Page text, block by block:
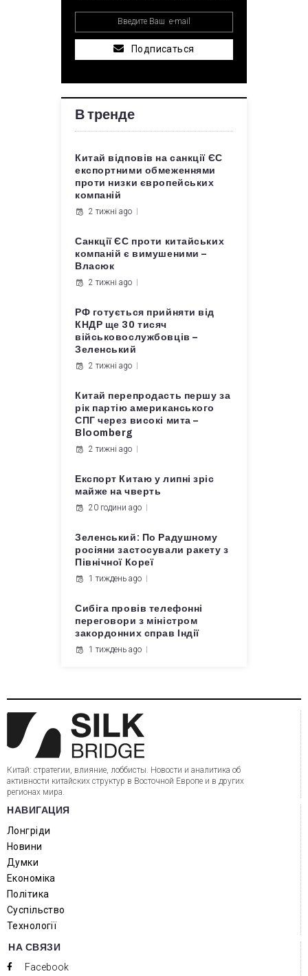
Подписаться
В тренде
Китай відповів на санкції ЄС
експортними обмеженнями
проти низки європейських
компаній
2 тижні ago
Санкції ЄС проти китайських
компаній є вимушеними –
Власюк
2 тижні ago
РФ готується прийняти від
КНДР ще 30 тисяч
військовослужбовців –
Зеленський
2 тижні ago
Китай перепродасть першу за
рік партію американського
СПГ через високі мита –
Bloomberg
2 тижні ago
Експорт Китаю у липні зріс
майже на чверть
20 години ago
Зеленський: По Радушному
росіяни застосували ракету з
Північної Кореї
1 тиждень ago
Сибіга провів телефонні
переговори з міністром
закордонних справ Індії
1 тиждень ago
Китай: стратегии, влияние, лоббисты. Новости и аналитика об
активности китайских структур в Восточной Европе и в других
регионах мира.
НАВИГАЦИЯ
Лонгріди
Новини
Думки
Економіка
Політика
Суспільство
Технології
НА СВЯЗИ
Facebook